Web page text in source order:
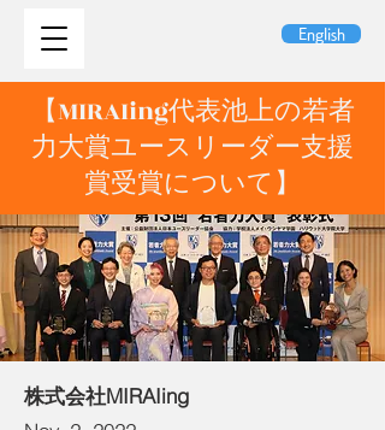
English
【MIRAIing代表池上の若者
力大賞ユースリーダー支援
賞受賞について】
株式会社MIRAIing